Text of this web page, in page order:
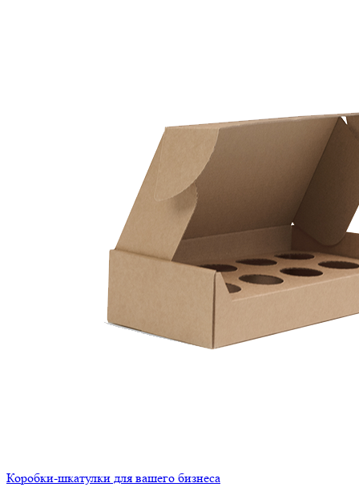
Коробки-шкатулки для вашего бизнеса